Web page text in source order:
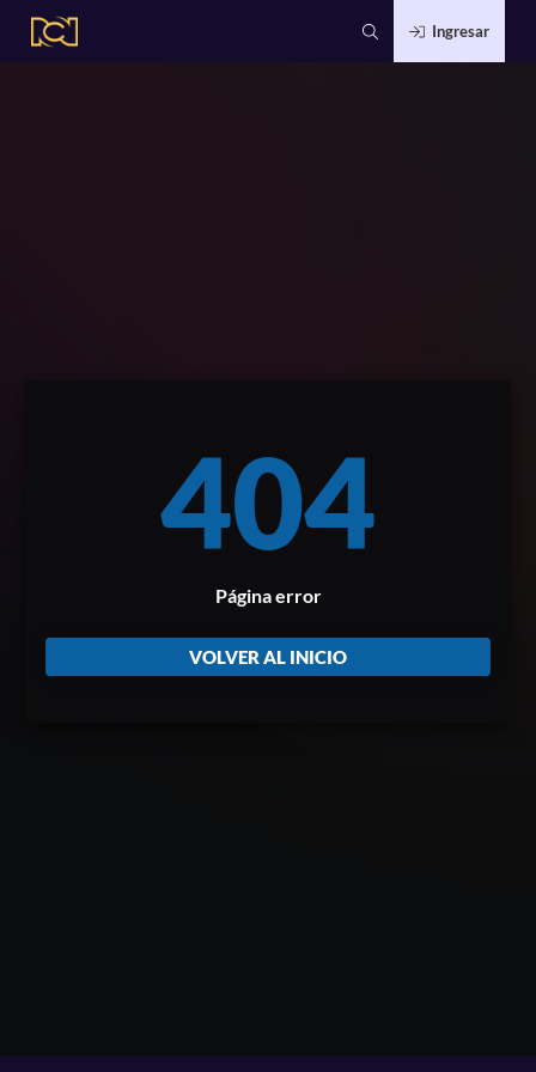
Ingresar
404
Página error
VOLVER AL INICIO